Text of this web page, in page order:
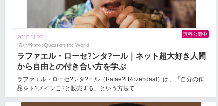
2015.11.27
清水幹太のQuestion the World
ラファエル・ローセ?ンタ?ール｜ネット超大好き人間
から自由との付き合い方を学ぶ
ラファエル・ローセ?ンタ?ール（Rafae?l Rozendaal）は、「自分の作
品をト?メインこ?と販売する」という方法て...
無料公開中